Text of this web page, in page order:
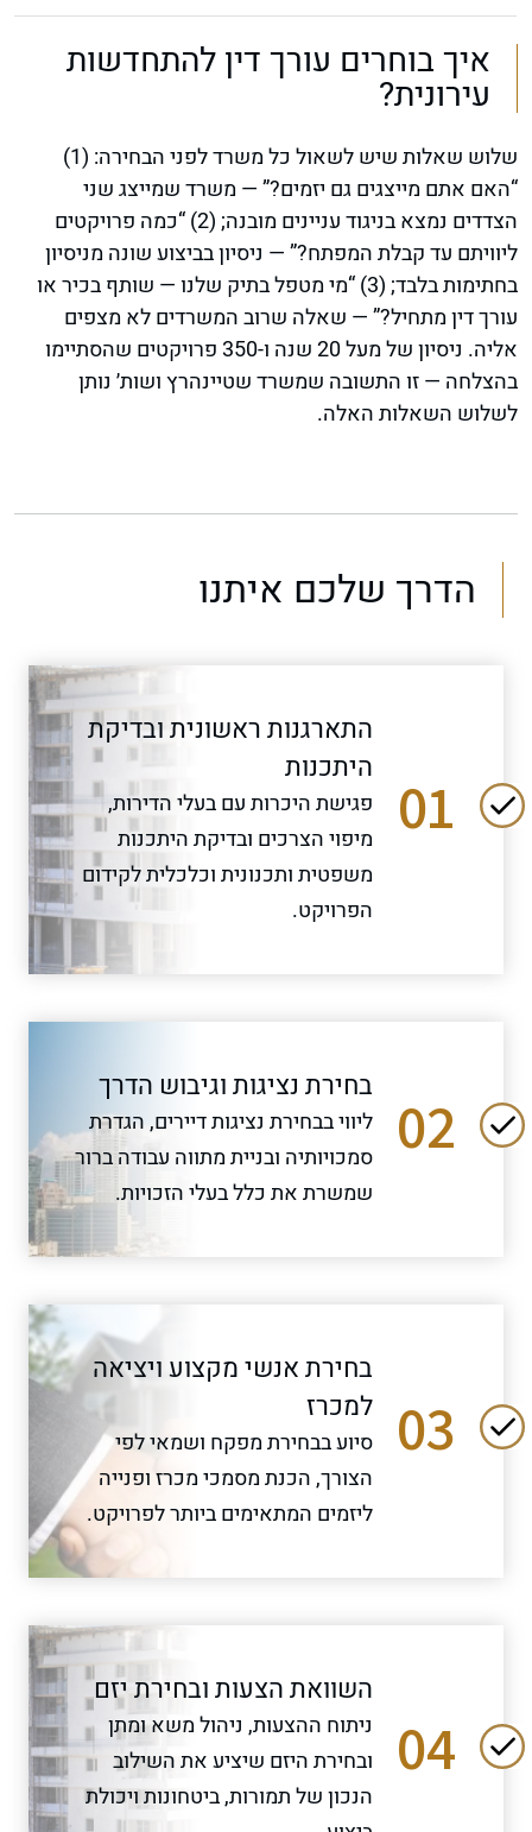
איך בוחרים עורך דין להתחדשות
עירונית?
שלוש שאלות שיש לשאול כל משרד לפני הבחירה: (1)
“האם אתם מייצגים גם יזמים?” — משרד שמייצג שני
הצדדים נמצא בניגוד עניינים מובנה; (2) “כמה פרויקטים
ליוויתם עד קבלת המפתח?” — ניסיון בביצוע שונה מניסיון
בחתימות בלבד; (3) “מי מטפל בתיק שלנו — שותף בכיר או
עורך דין מתחיל?” — שאלה שרוב המשרדים לא מצפים
אליה. ניסיון של מעל 20 שנה ו-350 פרויקטים שהסתיימו
בהצלחה — זו התשובה שמשרד שטיינהרץ ושות׳ נותן
לשלוש השאלות האלה.
הדרך שלכם איתנו
01
התארגנות ראשונית ובדיקת
היתכנות
פגישת היכרות עם בעלי הדירות,
מיפוי הצרכים ובדיקת היתכנות
משפטית ותכנונית וכלכלית לקידום
הפרויקט.
02
בחירת נציגות וגיבוש הדרך
ליווי בבחירת נציגות דיירים, הגדרת
סמכויותיה ובניית מתווה עבודה ברור
שמשרת את כלל בעלי הזכויות.
03
בחירת אנשי מקצוע ויציאה
למכרז
סיוע בבחירת מפקח ושמאי לפי
הצורך, הכנת מסמכי מכרז ופנייה
ליזמים המתאימים ביותר לפרויקט.
04
השוואת הצעות ובחירת יזם
ניתוח ההצעות, ניהול משא ומתן
ובחירת היזם שיציע את השילוב
הנכון של תמורות, ביטחונות ויכולת